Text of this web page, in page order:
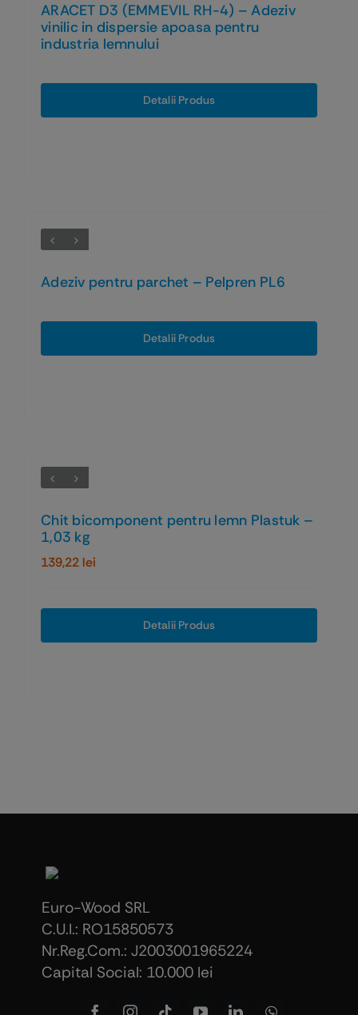
ARACET D3 (EMMEVIL RH-4) – Adeziv
vinilic in dispersie apoasa pentru
industria lemnului
Detalii Produs
Adeziv pentru parchet – Pelpren PL6
Detalii Produs
Chit bicomponent pentru lemn Plastuk –
1,03 kg
139,22 lei
Detalii Produs
Euro-Wood SRL
C.U.I.: RO15850573
Nr.Reg.Com.: J2003001965224
Capital Social: 10.000 lei